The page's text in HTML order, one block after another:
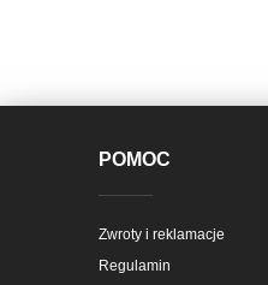
POMOC
Zwroty i reklamacje
Regulamin